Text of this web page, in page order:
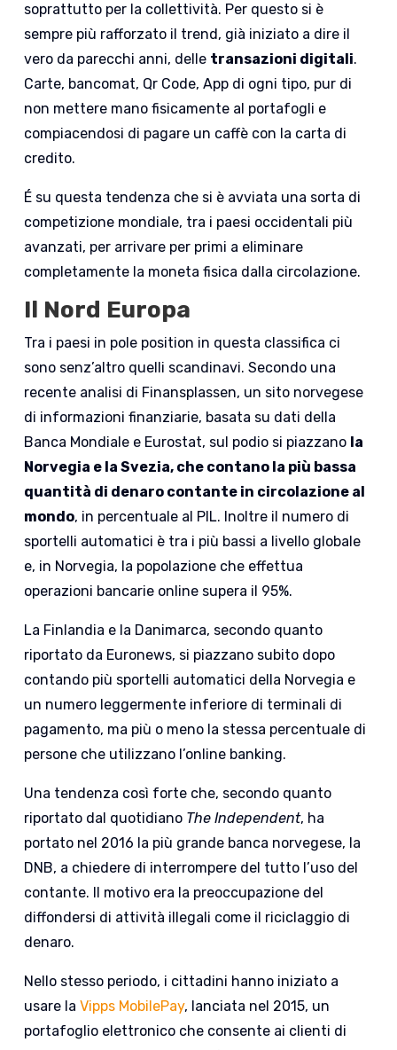
soprattutto per la collettività. Per questo si è
sempre più rafforzato il trend, già iniziato a dire il
vero da parecchi anni, delle transazioni digitali.
Carte, bancomat, Qr Code, App di ogni tipo, pur di
non mettere mano fisicamente al portafogli e
compiacendosi di pagare un caffè con la carta di
credito.
É su questa tendenza che si è avviata una sorta di
competizione mondiale, tra i paesi occidentali più
avanzati, per arrivare per primi a eliminare
completamente la moneta fisica dalla circolazione.
Il Nord Europa
Tra i paesi in pole position in questa classifica ci
sono senz’altro quelli scandinavi. Secondo una
recente analisi di Finansplassen, un sito norvegese
di informazioni finanziarie, basata su dati della
Banca Mondiale e Eurostat, sul podio si piazzano la
Norvegia e la Svezia, che contano la più bassa
quantità di denaro contante in circolazione al
mondo, in percentuale al PIL. Inoltre il numero di
sportelli automatici è tra i più bassi a livello globale
e, in Norvegia, la popolazione che effettua
operazioni bancarie online supera il 95%.
La Finlandia e la Danimarca, secondo quanto
riportato da Euronews, si piazzano subito dopo
contando più sportelli automatici della Norvegia e
un numero leggermente inferiore di terminali di
pagamento, ma più o meno la stessa percentuale di
persone che utilizzano l’online banking.
Una tendenza così forte che, secondo quanto
riportato dal quotidiano The Independent, ha
portato nel 2016 la più grande banca norvegese, la
DNB, a chiedere di interrompere del tutto l’uso del
contante. Il motivo era la preoccupazione del
diffondersi di attività illegali come il riciclaggio di
denaro.
Nello stesso periodo, i cittadini hanno iniziato a
usare laVipps MobilePay, lanciata nel 2015, un
portafoglio elettronico che consente ai clienti di